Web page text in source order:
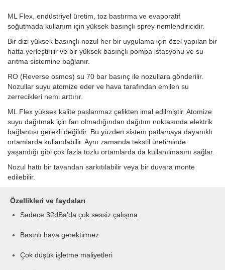
ML Flex, endüstriyel üretim, toz bastırma ve evaporatif
soğutmada kullanım için yüksek basınçlı sprey nemlendiricidir.
Bir dizi yüksek basınçlı nozul her bir uygulama için özel yapılan bir
hatta yerleştirilir ve bir yüksek basınçlı pompa istasyonu ve su
arıtma sistemine bağlanır.
RO (Reverse osmos) su 70 bar basınç ile nozullara gönderilir.
Nozullar suyu atomize eder ve hava tarafından emilen su
zerrecikleri nemi arttırır.
ML Flex yüksek kalite paslanmaz çelikten imal edilmiştir. Atomize
suyu dağıtmak için fan olmadığından dağıtım noktasında elektrik
bağlantısı gerekli değildir. Bu yüzden sistem patlamaya dayanıklı
ortamlarda kullanılabilir. Aynı zamanda tekstil üretiminde
yaşandığı gibi çok fazla tozlu ortamlarda da kullanılmasını sağlar.
Nozul hattı bir tavandan sarkıtılabilir veya bir duvara monte
edilebilir.
Özellikleri ve faydaları
Sadece 32dBa'da çok sessiz çalışma
Basınlı hava gerektirmez
Çok düşük işletme maliyetleri